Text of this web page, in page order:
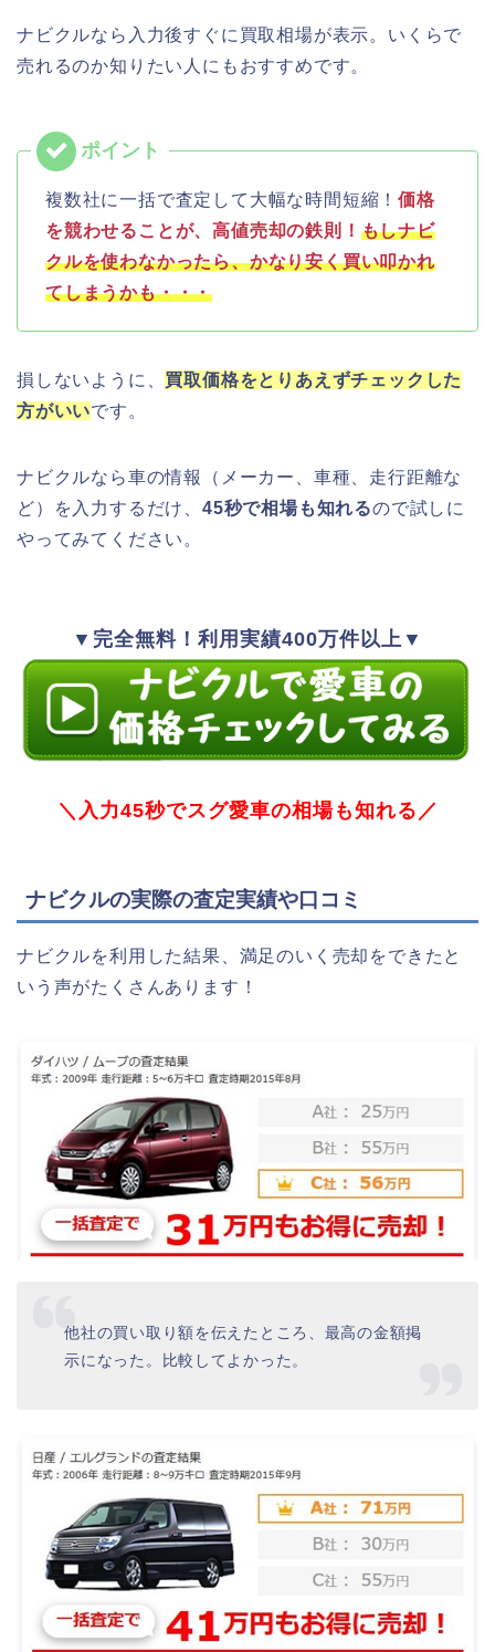
ナビクルなら入力後すぐに買取相場が表示。いくらで
売れるのか知りたい人にもおすすめです。
複数社に一括で査定して大幅な時間短縮！価格
を競わせることが、高値売却の鉄則！ もしナビ
クルを使わなかったら、かなり安く買い叩かれ
てしまうかも・・・
損しないように、 買取価格をとりあえずチェックした
方がいいです。
ナビクルなら車の情報（メーカー、車種、走行距離な
ど）を入力するだけ、 45秒で相場も知れるので試しに
やってみてください。
▼完全無料！利用実績400万件以上▼
＼入力45秒でスグ愛車の相場も知れる／
ナビクルの実際の査定実績や口コミ
ナビクルを利用した結果、満足のいく売却をできたと
いう声がたくさんあります！
他社の買い取り額を伝えたところ、最高の金額掲
示になった。比較してよかった。